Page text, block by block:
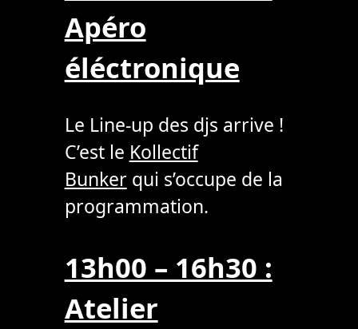
Apéro
éléctronique
Le Line-up des djs arrive !
C’est le Kollectif
Bunkerqui s’occupe de la
programmation.
13h00 – 16h30 :
Atelier